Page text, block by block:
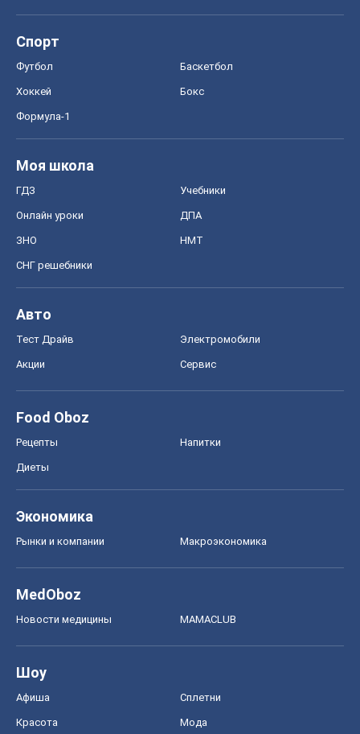
Спорт
Футбол Баскетбол
Хоккей Бокс
Формула-1
Моя школа
ГДЗ Учебники
Онлайн уроки ДПА
ЗНО НМТ
СНГ решебники
Авто
Тест Драйв Электромобили
Акции Сервис
Food Oboz
Рецепты Напитки
Диеты
Экономика
Рынки и компании Mакроэкономика
MedOboz
Новости медицины MAMACLUB
Шоу
Афиша Сплетни
Красота Мода